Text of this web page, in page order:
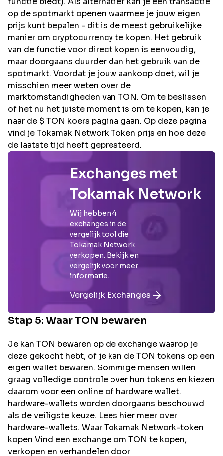
op de spotmarkt openen waarmee je jouw eigen
prijs kunt bepalen - dit is de meest gebruikelijke
manier om cryptocurrency te kopen. Het gebruik
van de functie voor direct kopen is eenvoudig,
maar doorgaans duurder dan het gebruik van de
spotmarkt. Voordat je jouw aankoop doet, wil je
misschien meer weten over de
marktomstandigheden van TON. Om te beslissen
of het nu het juiste moment is om te kopen, kan je
naar de $ TON koers pagina gaan. Op deze pagina
vind je Tokamak Network Token prijs en hoe deze
de laatste tijd heeft gepresteerd.
Exchanges met
Tokamak Network
Wij hebben 4
exchanges in de
vergelijk tool die
Tokamak Network
verkopen. Bekijk en
vergelijk voor meer
informatie.
Vergelijk Exchanges
Stap 5: Waar TON bewaren
Je kan TON bewaren op de exchange waarop je
deze gekocht hebt, of je kan de TON tokens op een
eigen wallet bewaren. Sommige mensen willen
graag volledige controle over hun tokens en kiezen
daarom voor een online of hardware wallet.
hardware-wallets worden doorgaans beschouwd
als de veiligste keuze. Lees hier meer over
hardware-wallets. Waar Tokamak Network-token
kopen Vind een exchange om TON te kopen,
verkopen en verhandelen door